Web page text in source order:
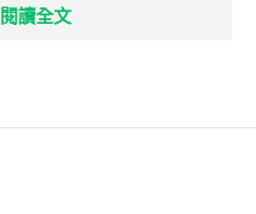
閱讀全文